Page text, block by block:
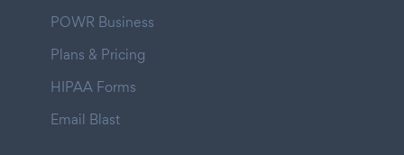
POWR Business
Plans & Pricing
HIPAA Forms
Email Blast